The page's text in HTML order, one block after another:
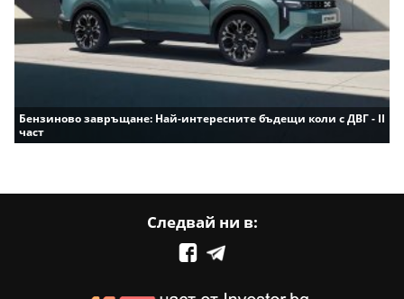
Бензиново завръщане: Най-интересните бъдещи коли с ДВГ - II
част
Следвай ни в: